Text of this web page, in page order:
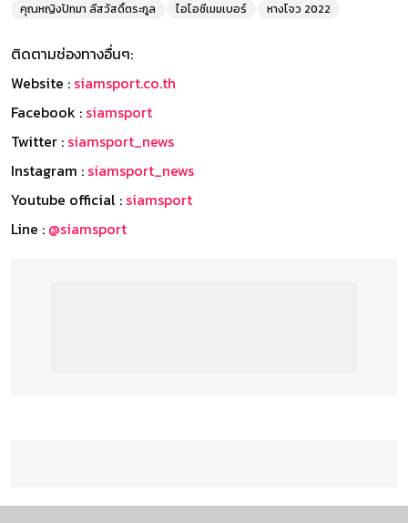
คุณหญิงปัทมา ลีสวัสดิ์ตระกูล
ไอโอซีเมมเบอร์ หางโจว 2022
ติดตามช่องทางอื่นๆ:
Website : siamsport.co.th
Facebook : siamsport
Twitter : siamsport_news
Instagram : siamsport_news
Youtube official : siamsport
Line : @siamsport